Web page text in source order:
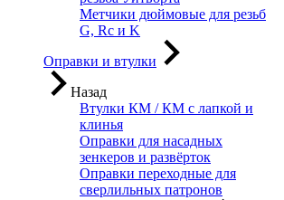
Метчики дюймовые для резьб
G, Rc и K
Оправки и втулки
Назад
Втулки КМ / КМ с лапкой и
клинья
Оправки для насадных
зенкеров и развёрток
Оправки переходные для
сверлильных патронов